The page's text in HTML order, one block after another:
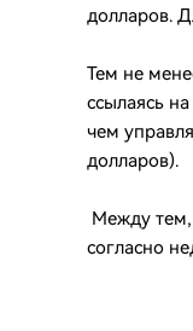
долларов.
Тем не
ссылаясь
чем
долларов).
Между тем,
согласно